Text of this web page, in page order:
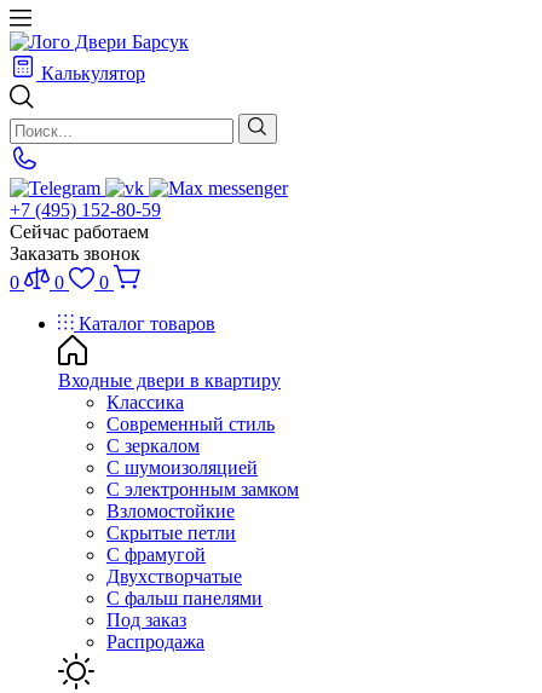
Калькулятор
+7 (495) 152-80-59
Сейчас работаем
Заказать звонок
0
0
0
Каталог товаров
Входные двери в квартиру
Классика
Современный стиль
С зеркалом
С шумоизоляцией
С электронным замком
Взломостойкие
Скрытые петли
С фрамугой
Двухстворчатые
С фальш панелями
Под заказ
Распродажа